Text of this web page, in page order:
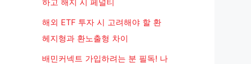
하고 해지 시 페널티
해외 ETF 투자 시 고려해야 할 환
헤지형과 환노출형 차이
배민커넥트 가입하려는 분 필독! 나